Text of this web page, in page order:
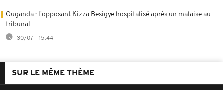
Ouganda : l'opposant Kizza Besigye hospitalisé après un malaise au
tribunal
30/07 - 15:44
SUR LE MÊME THÈME